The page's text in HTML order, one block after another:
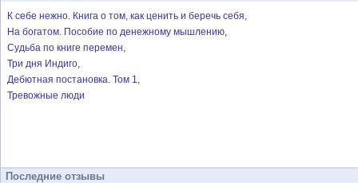
К себе нежно. Книга о том, как ценить и беречь себя
На богатом. Пособие по денежному мышлению
Судьба по книге перемен
Три дня Индиго
Дебютная постановка. Том 1
Тревожные люди
Последние отзывы